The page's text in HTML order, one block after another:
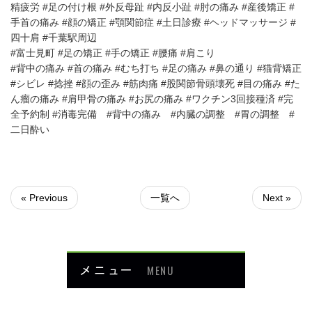
精疲労 #足の付け根 #外反母趾 #内反小趾 #肘の痛み #産後矯正 #
手首の痛み #顔の矯正 #顎関節症 #土日診療 #ヘッドマッサージ #
四十肩 #千葉駅周辺
#富士見町 #足の矯正 #手の矯正 #腰痛 #肩こり
#背中の痛み #首の痛み #むち打ち #足の痛み #鼻の通り #猫背矯正
#シビレ #捻挫 #顔の歪み #筋肉痛 #股関節骨頭壊死 #目の痛み #た
ん瘤の痛み #肩甲骨の痛み #お尻の痛み #ワクチン3回接種済 #完
全予約制 #消毒完備 #背中の痛み #内臓の調整 #胃の調整 #
二日酔い
« Previous 一覧へ Next »
メニュー MENU